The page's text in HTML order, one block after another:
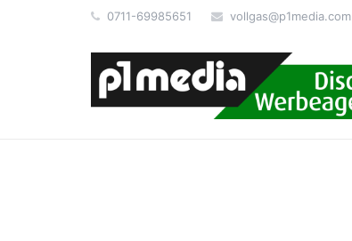
0711-69985651 vollgas@p1media.com